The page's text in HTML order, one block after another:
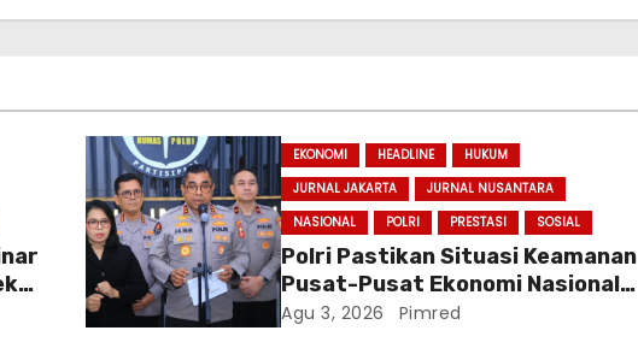
EKONOMI HEADLINE
HUKUM
JURNAL JAKARTA
JURNAL NUSANTARA
NASIONAL
POLRI PRESTASI SOSIAL
Polri Pastikan Situasi Keamanan
Pusat-Pusat Ekonomi Nasional
Tetap Kondusif
Agu 3, 2026 Pimred